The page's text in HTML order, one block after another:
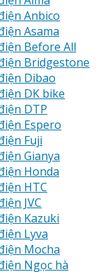
Anbico
Asama
Before All
Bridgestone
Dibao
DK bike
DTP
Espero
Fuji
Gianya
Honda
HTC
JVC
Kazuki
Lyva
Mocha
Ngọc hà